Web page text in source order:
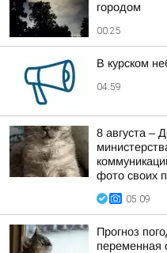
городом
00:25
В курском
04:59
8 августа –
фото своих
05:09
Прогноз
переменная